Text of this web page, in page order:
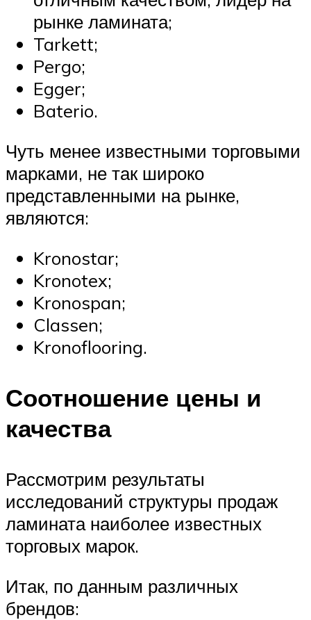
рынке ламината;
Tarkett;
Pergo;
Egger;
Baterio.
Чуть менее известными торговыми
марками, не так широко
представленными на рынке,
являются:
Kronostar;
Kronotex;
Kronospan;
Classen;
Kronoflooring.
Соотношение цены и
качества
Рассмотрим результаты
исследований структуры продаж
ламината наиболее известных
торговых марок.
Итак, по данным различных
брендов: